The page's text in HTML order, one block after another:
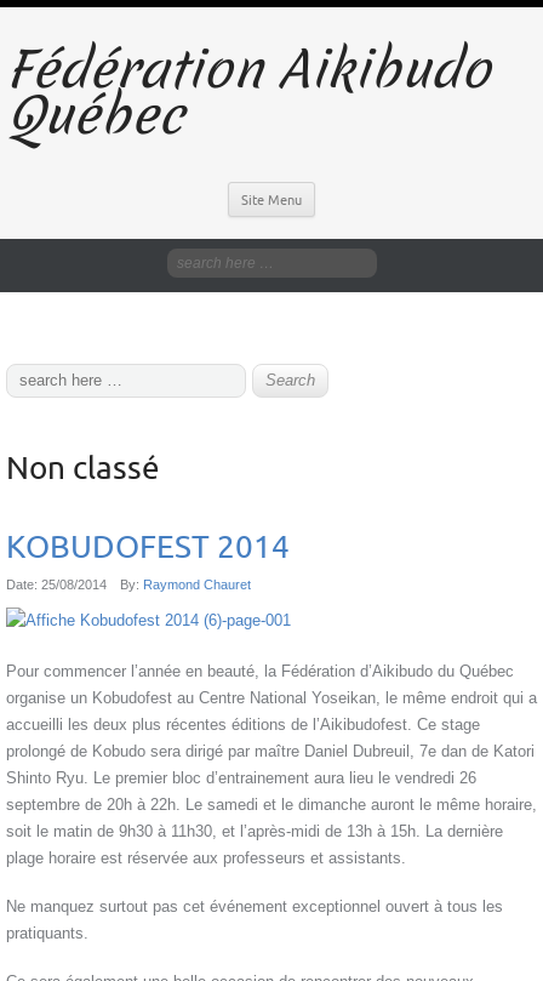
Fédération Aikibudo
Québec
Site Menu
Non classé
KOBUDOFEST 2014
Date: 25/08/2014 By: Raymond Chauret
Pour commencer l’année en beauté, la Fédération d’Aikibudo du Québec
organise un Kobudofest au Centre National Yoseikan, le même endroit qui a
accueilli les deux plus récentes éditions de l’Aikibudofest. Ce stage
prolongé de Kobudo sera dirigé par maître Daniel Dubreuil, 7e dan de Katori
Shinto Ryu. Le premier bloc d’entrainement aura lieu le vendredi 26
septembre de 20h à 22h. Le samedi et le dimanche auront le même horaire,
soit le matin de 9h30 à 11h30, et l’après-midi de 13h à 15h. La dernière
plage horaire est réservée aux professeurs et assistants.
Ne manquez surtout pas cet événement exceptionnel ouvert à tous les
pratiquants.